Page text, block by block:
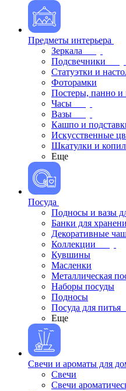
Предметы интерьера
Зеркала
Подсвечники
Статуэтки и
Фоторамки
Постеры, панно и
Часы
Вазы
Кашпо и
Искусственные
Шкатулки и
Еще
Посуда
Подносы и вазы
Банки для
Декоративные
Коллекции
Кувшины
Масленки
Металлическая
Наборы посуды
Подносы
Посуда для питья
Еще
Свечи и ароматы для
Свечи
Свечи